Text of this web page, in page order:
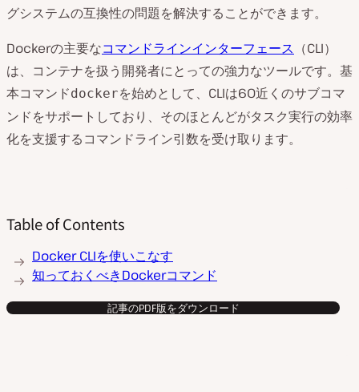
グシステムの互換性の問題を解決することができます。
Dockerの主要なコマンドラインインターフェース （CLI）
は、コンテナを扱う開発者にとっての強力なツールです。基
本コマンドdockerを始めとして、CLIは60近くのサブコマ
ンドをサポートしており、そのほとんどがタスク実行の効率
化を支援するコマンドライン引数を受け取ります。
Table of Contents
Docker CLIを使いこなす
知っておくべきDockerコマンド
記事のPDF版をダウンロード